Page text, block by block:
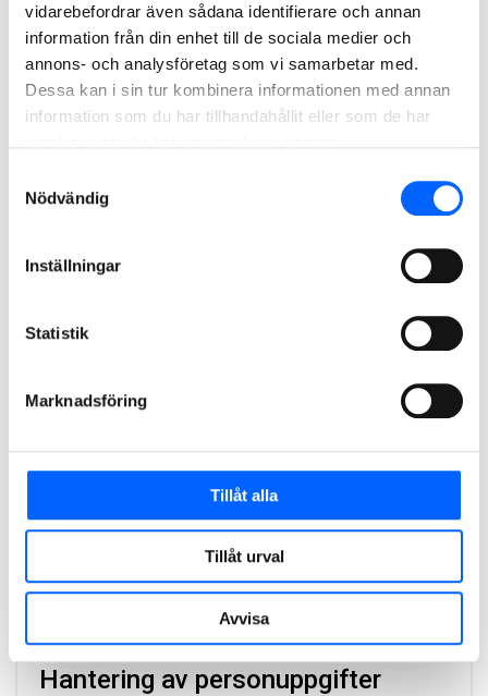
vidarebefordrar även sådana identifierare och annan
information från din enhet till de sociala medier och
annons- och analysföretag som vi samarbetar med.
Dessa kan i sin tur kombinera informationen med annan
information som du har tillhandahållit eller som de har
Nödvändig
Inställningar
Statistik
Marknadsföring
Tillåt alla
Tillåt urval
Avvisa
Anbudsingenjör Mark Flera orter 2026-08-09
1 3 4 5 6 7 ... 9
Öppen ansökan
Bli en del av NCC!
Få tips om lediga jobb
Rekrytering på NCC
Hantering av personuppgifter